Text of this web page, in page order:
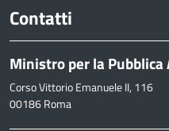
Contatti
Ministro per la
Corso Vittorio Emanuele II, 116
00186 Roma